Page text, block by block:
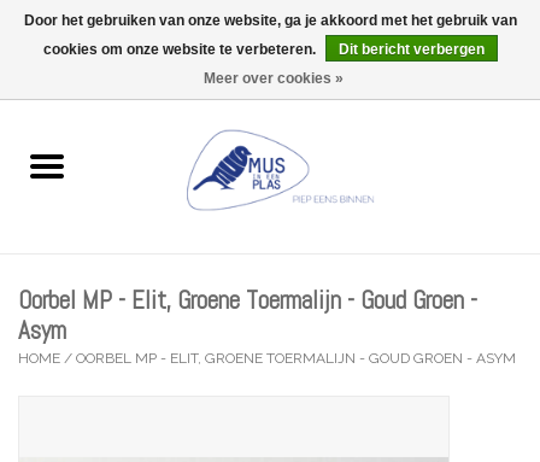
0 Artikelen - €0,00
Wenskaarten
Lifestyle
Oorbel MP - Elit, Groene Toermalijn - Goud Groen -
Asym
HOME / OORBEL MP - ELIT, GROENE TOERMALIJN - GOUD GROEN - ASYM
Door het gebruiken van onze website, ga je akkoord met het gebruik van
cookies om onze website te verbeteren.
Dit bericht verbergen
Meer over cookies »
Wij zijn uitzonderlijk gesloten op Do 06/08 en Do 13/08